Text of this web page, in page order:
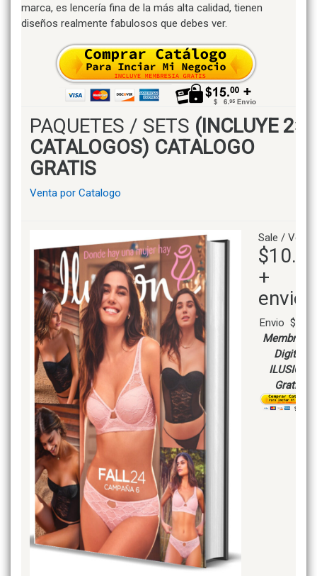
marca, es lencería fina de la más alta calidad, tienen
diseños realmente fabulosos que debes ver.
PAQUETES / SETS (INCLUYE 2×1
CATALOGOS) CATALOGO
GRATIS
Venta por Catalogo
Sale / Venta
+
envio
Envio $ 7.99
Membresia
Digital
ILUSION
Gratis